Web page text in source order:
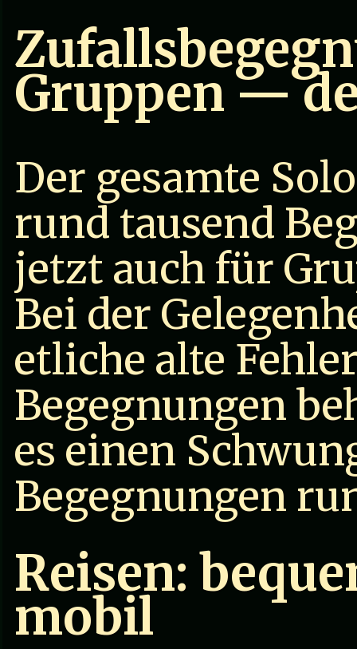
Gruppen —
Der gesamte
rund tausend
jetzt auch für
Bei der
etliche alte
Begegnungen
es einen
Begegnungen
Reisen:
mobil